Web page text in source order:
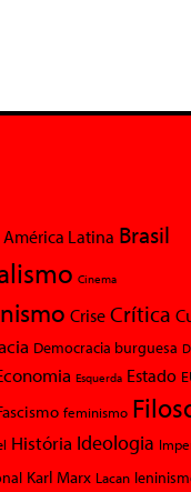
América Latina Brasil
Cinema
Crise Crítica
Democracia burguesa
Esquerda Estado
feminismo
História Ideologia
Karl Marx Lacan